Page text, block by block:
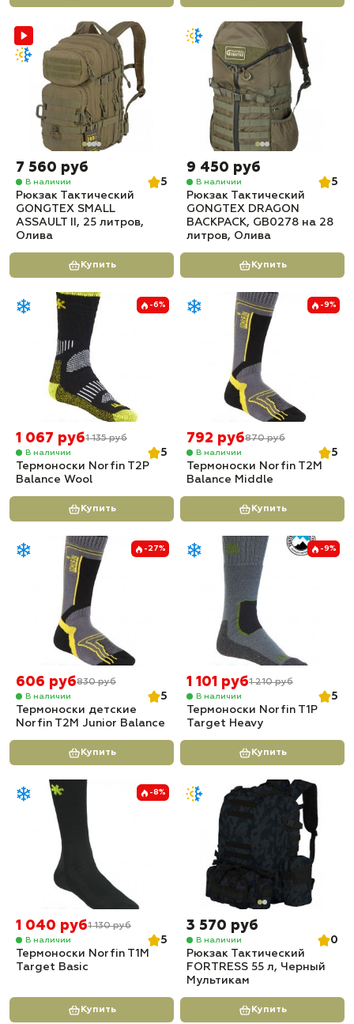
7 560 руб
В наличии
5
Рюкзак Тактический
GONGTEX SMALL
ASSAULT II, 25 литров,
Олива
Купить
9 450 руб
В наличии
5
Рюкзак Тактический
GONGTEX DRAGON
BACKPACK, GB0278 на 28
литров, Олива
Купить
-6%
1 067 руб1 135 руб
В наличии
5
Термоноски Norfin T2P
Balance Wool
Купить
-9%
792 руб870 руб
В наличии
5
Термоноски Norfin T2M
Balance Middle
Купить
-27%
606 руб830 руб
В наличии
5
Термоноски детские
Norfin T2M Junior Balance
Купить
-9%
1 101 руб1 210 руб
В наличии
5
Термоноски Norfin T1P
Target Heavy
Купить
-8%
1 040 руб1 130 руб
В наличии
5
Термоноски Norfin T1M
Target Basic
Купить
3 570 руб
В наличии
0
Рюкзак Тактический
FORTRESS 55 л, Черный
Мультикам
Купить